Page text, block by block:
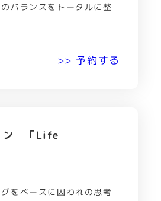
バランスをトータルに整
>> 予約する
ン 「Life
をベースに囚われの思考